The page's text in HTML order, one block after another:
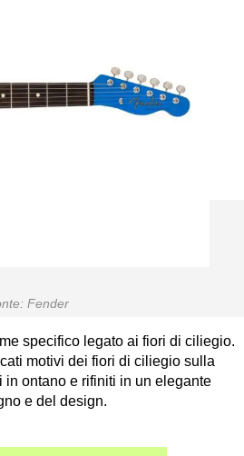
Fender
specifico legato ai fiori di ciliegio.
motivi dei fiori di ciliegio sulla
in ontano e rifiniti in un elegante
e del design.